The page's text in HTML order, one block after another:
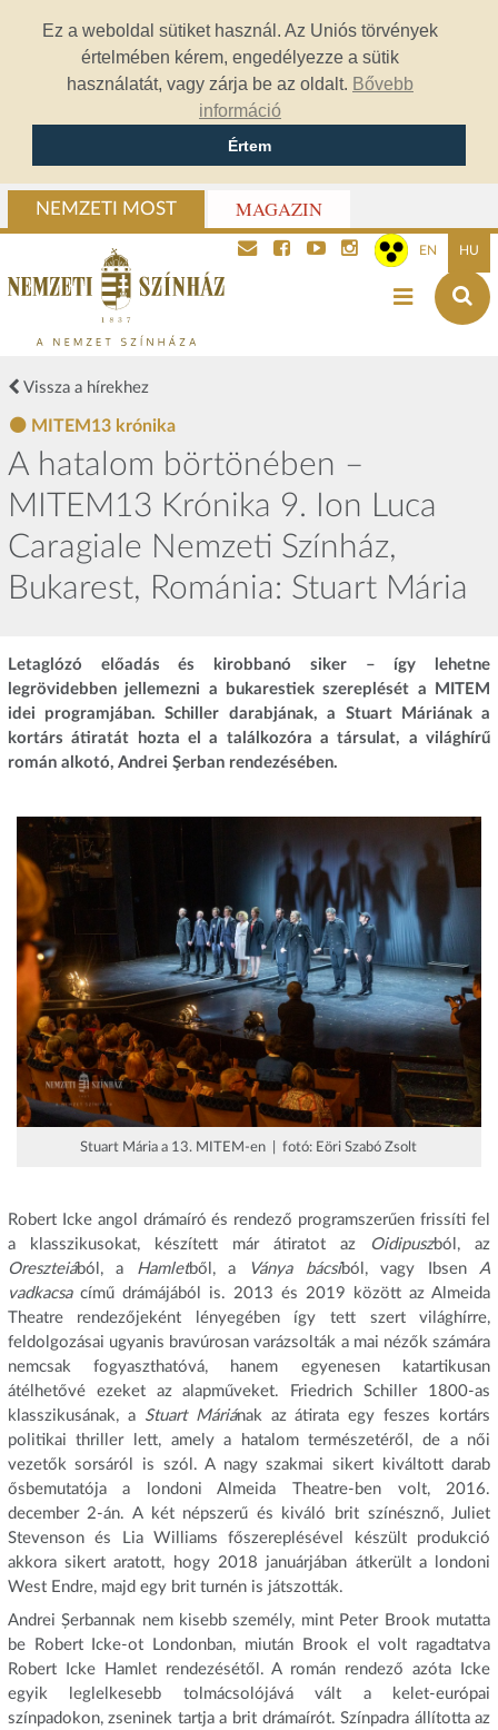
Ez a weboldal sütiket használ. Az Uniós törvények
értelmében kérem, engedélyezze a sütik
használatát, vagy zárja be az oldalt. Bővebb
információ
Értem
NEMZETI MOST MAGAZIN
EN HU
Vissza a hírekhez
MITEM13 krónika
A hatalom börtönében –
MITEM13 Krónika 9. Ion Luca
Caragiale Nemzeti Színház,
Bukarest, Románia: Stuart Mária
Letaglózó előadás és kirobbanó siker – így lehetne
legrövidebben jellemezni a bukarestiek szereplését a MITEM
idei programjában. Schiller darabjának, a Stuart Máriának a
kortárs átiratát hozta el a találkozóra a társulat, a világhírű
román alkotó, Andrei Şerban rendezésében.
Stuart Mária a 13. MITEM-en | fotó: Eöri Szabó Zsolt
Robert Icke angol drámaíró és rendező programszerűen frissíti fel
a klasszikusokat, készített már átiratot az
Oidipuszból, az
Oreszteiából, a Hamletből, a Ványa bácsiból, vagy IbsenA
vadkacsacímű drámájából is. 2013 és 2019 között az Almeida
Theatre rendezőjeként lényegében így tett szert világhírre,
feldolgozásai ugyanis bravúrosan varázsolták a mai nézők számára
nemcsak fogyaszthatóvá, hanem egyenesen katartikusan
átélhetővé ezeket az alapműveket. Friedrich Schiller 1800-as
klasszikusának, a Stuart Máriának az átirata egy feszes kortárs
politikai thriller lett, amely a hatalom természetéről, de a női
vezetők sorsáról is szól. A nagy szakmai sikert kiváltott darab
ősbemutatója a londoni Almeida Theatre-ben volt, 2016.
december 2-án. A két népszerű és kiváló brit színésznő, Juliet
Stevenson és Lia Williams főszereplésével készült produkció
akkora sikert aratott, hogy 2018 januárjában átkerült a londoni
West Endre, majd egy brit turnén is játszották.
Andrei Șerbannak nem kisebb személy, mint Peter Brook mutatta
be Robert Icke-ot Londonban, miután Brook el volt ragadtatva
Robert Icke Hamlet rendezésétől. A román rendező azóta Icke
egyik leglelkesebb tolmácsolójává vált a kelet-európai
színpadokon, zseninek tartja a brit drámaírót. Színpadra állította az